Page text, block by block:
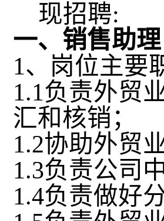
现招聘:
一、销售助
1、岗位主要
1.1负责外贸
汇和核销；
1.2协助外贸
1.3负责公司
1.4负责做好